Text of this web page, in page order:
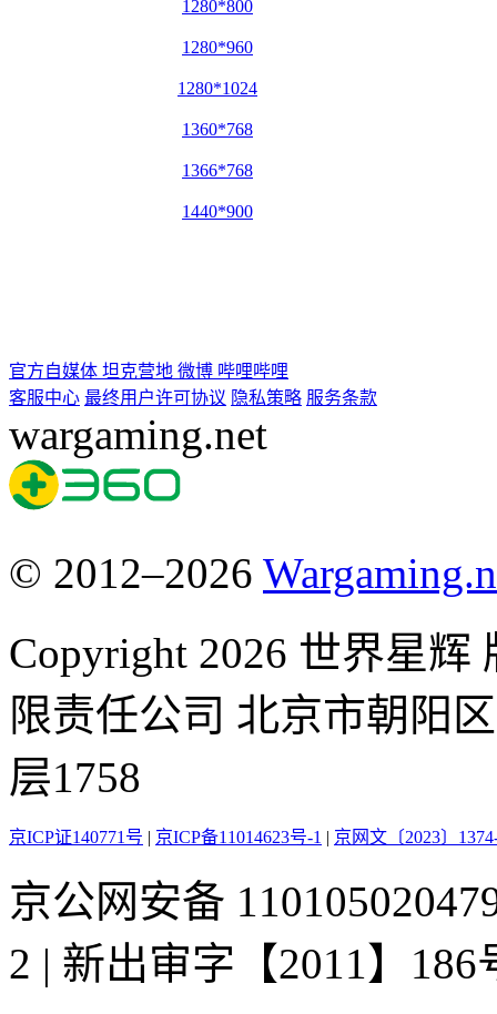
1280*800
1280*960
1280*1024
1360*768
1366*768
1440*900
官方自媒体 坦克营地 微博 哔哩哔哩
客服中心 最终用户许可协议 隐私策略 服务条款
wargaming.net
© 2012–2026
Copyright 2026 世界星
限责任公司 北京市朝阳
层1758
京ICP证140771号 | 京ICP备11014623号-1 | 京网文〔2023〕
京公网安备
2 | 新出审字【2011】186